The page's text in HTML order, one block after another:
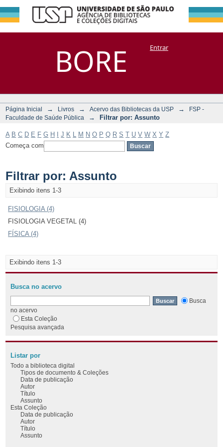
BORE
Filtrar por:
Assunto
DSpace/Manakin + CoriscoEntrar
Página Inicial → Livros → Acervo das Bibliotecas da USP →
FSP -
Faculdade de Saúde Pública
→ Filtrar por: Assunto
A B C D E F G H J K M N O P Q R S T U V W X Y Z
Começa com
Filtrar por: Assunto
Exibindo itens 1-3
FISIOLOGIA (4)
FISIOLOGIA VEGETAL (4)
FÍSICA (4)
Exibindo itens 1-3
Busca no acervo
Busca
no acervo
Esta Coleção
Pesquisa avançada
Listar por
Todo a biblioteca digital
Tipos de documento & Coleções
Data de publicação
Autor
Título
Assunto
Esta Coleção
Data de publicação
Autor
Título
Assunto